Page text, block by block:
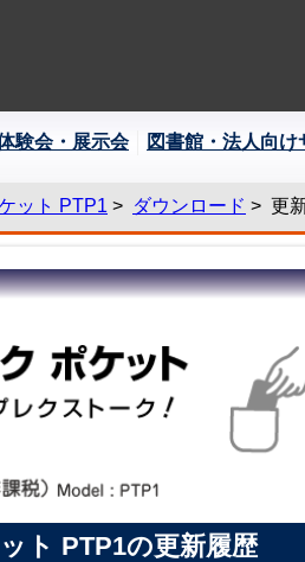
験会・展示会 図書館・法人向け
ット PTP1 > ダウンロード > 更
ト PTP1の更新履歴